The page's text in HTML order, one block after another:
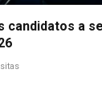
candidatos a